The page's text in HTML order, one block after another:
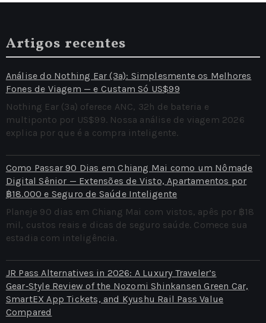
Artigos recentes
Análise do Nothing Ear (3a): Simplesmente os Melhores
Fones de Viagem — e Custam Só US$99
Nothing Ear (3a) oferece ANC, 32h de bateria e
multiponto por US$99. Nossa análise de viagem 2026
explica por que é a compra inteligente.
Como Passar 90 Dias em Chiang Mai como um Nômade
Digital Sênior — Extensões de Visto, Apartamentos por
฿18.000 e Seguro de Saúde Inteligente
Planeje 90 dias em Chiang Mai com vistos, apês por ฿18
mil, custos reais e dicas de seguro saúde. Comece sua
estadia com inteligência.
JR Pass Alternatives in 2026: A Luxury Traveler’s
Gear‑Style Review of the Nozomi Shinkansen Green Car,
SmartEX App Tickets, and Kyushu Rail Pass Value
Compared